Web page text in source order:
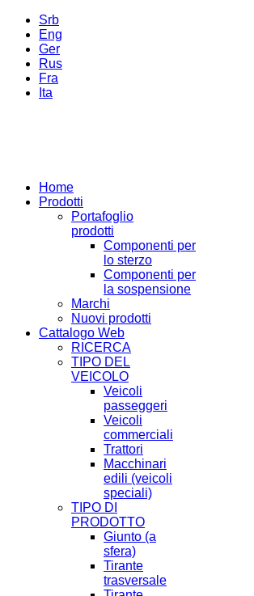
Srb
Eng
Ger
Rus
Fra
Ita
Home
Prodotti
Portafoglio
prodotti
Componenti per
lo sterzo
Componenti per
la sospensione
Marchi
Nuovi prodotti
Cattalogo Web
RICERCA
TIPO DEL
VEICOLO
Veicoli
passeggeri
Veicoli
commerciali
Trattori
Macchinari
edili (veicoli
speciali)
TIPO DI
PRODOTTO
Giunto (a
sfera)
Tirante
trasversale